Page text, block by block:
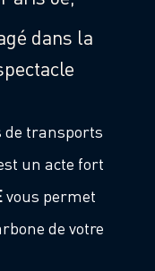
dans la
de transports
un acte fort
vous permet
de votre